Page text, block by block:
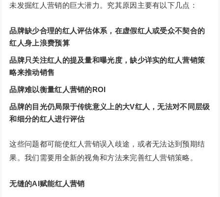
未发掘红人营销的巨大潜力。究其原因主要有以下几点：
品牌缺少合理的红人评估体系，在虚假红人或受众不契合的
红人身上浪费预算
品牌只关注红人的提及量和曝光度，缺少详实的红人营销策
略来推动销售
品牌难以衡量红人营销的ROI
品牌的目光仍局限于传统意义上的大V红人，无法对不同层级
和细分的红人进行评估
这些问题都可能使红人营销误入歧途，或者无法达到预期结
果。我们需要用全新的视角和方法来完善红人营销策略。
无缝的AI赋能红人营销